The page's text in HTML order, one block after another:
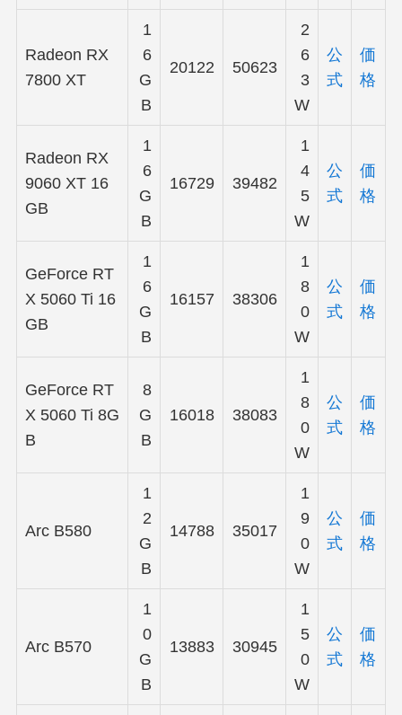
Radeon RX
7800 XT
1
6
G
B
20122 50623
2
6
3
W
公
式
価
格
Radeon RX
9060 XT 16
GB
1
6
G
B
16729 39482
1
4
5
W
公
式
価
格
GeForce RT
X 5060 Ti 16
GB
1
6
G
B
16157 38306
1
8
0
W
公
式
価
格
GeForce RT
X 5060 Ti 8G
B
8
G
B
16018 38083
1
8
0
W
公
式
価
格
Arc B580
1
2
G
B
14788 35017
1
9
0
W
公
式
価
格
Arc B570
1
0
G
B
13883 30945
1
5
0
W
公
式
価
格